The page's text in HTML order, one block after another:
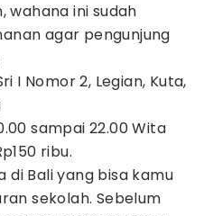
wahana ini sudah
agar pengunjung
I Nomor 2, Legian, Kuta,
sampai 22.00 Wita
ribu.
Bali yang bisa kamu
sekolah. Sebelum